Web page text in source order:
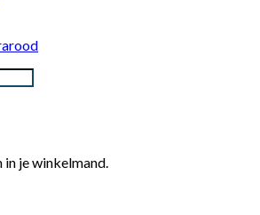
in je winkelmand.